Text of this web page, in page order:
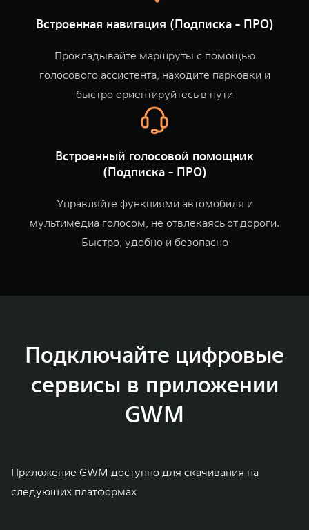
Встроенная навигация (Подписка - ПРО)
Прокладывайте маршруты с помощью
голосового ассистента, находите парковки и
быстро ориентируйтесь в пути
Встроенный голосовой помощник
(Подписка - ПРО)
Управляйте функциями автомобиля и
мультимедиа голосом, не отвлекаясь от дороги.
Быстро, удобно и безопасно
Подключайте цифровые
сервисы в приложении
GWM
Приложение GWM доступно для скачивания на
следующих платформах